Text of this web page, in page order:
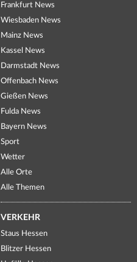
Frankfurt News
Wiesbaden News
Mainz News
Kassel News
Darmstadt News
Offenbach News
Gießen News
Fulda News
Bayern News
Sport
Wetter
Alle Orte
Alle Themen
VERKEHR
Staus Hessen
Blitzer Hessen